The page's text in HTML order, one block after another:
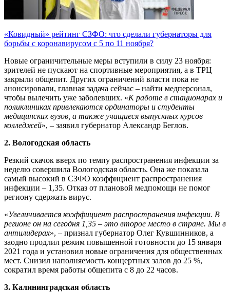
«Ковидный» рейтинг СЗФО: что сделали губернаторы для
борьбы с коронавирусом с 5 по 11 ноября?
Новые ограничительные меры вступили в силу 23 ноября:
зрителей не пускают на спортивные мероприятия, а в ТРЦ
закрыли общепит. Других ограничений власти пока не
анонсировали, главная задача сейчас – найти медперсонал,
чтобы вылечить уже заболевших. «К работе в стационарах и
поликлиниках привлекаются ординаторы и студенты
медицинских вузов, а также учащиеся выпускных курсов
колледжей», – заявил губернатор Александр Беглов.
2. Вологодская область
Резкий скачок вверх по темпу распространения инфекции за
неделю совершила Вологодская область. Она же показала
самый высокий в СЗФО коэффициент распространения
инфекции – 1,35. Отказ от плановой медпомощи не помог
региону сдержать вирус.
«Увеличивается коэффициент распространения инфекции. В
регионе он на сегодня 1,35 – это второе место в стране. Мы в
антилидерах», – признал губернатор Олег Кувшинников, а
заодно продлил режим повышенной готовности до 15 января
2021 года и установил новые ограничения для общественных
мест. Снизил наполняемость концертных залов до 25 %,
сократил время работы общепита с 8 до 22 часов.
3. Калининградская область